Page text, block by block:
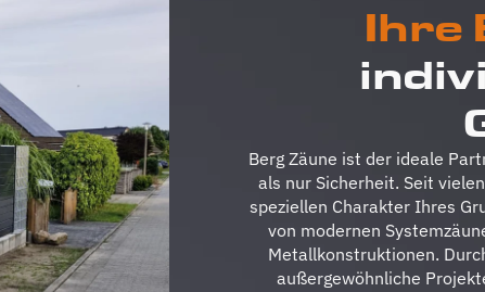
Ihre
Berg Zäune ist der ideale
als nur Sicherheit. Seit
speziellen Charakter Ihres
von modernen
Metallkonstruktionen.
außergewöhnliche